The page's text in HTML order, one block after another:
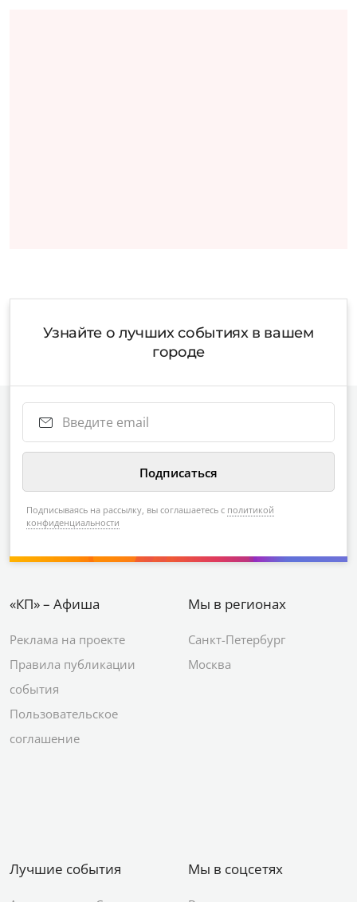
Узнайте о лучших событиях в вашем
городе
Подписываясь на рассылку, вы соглашаетесь с политикой
конфиденциальности
«КП» – Афиша
Реклама на проекте
Правила публикации
события
Пользовательское
соглашение
Мы в регионах
Санкт-Петербург
Москва
Лучшие события Мы в соцсетях